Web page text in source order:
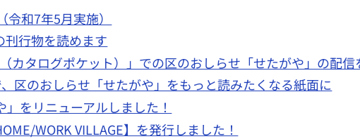
和7年5月実施）
行物を読めます
タログポケット）」での区のおしらせ「せたがや」の配信
区のおしらせ「せたがや」をもっと読みたくなる紙面に
をリニューアルしました！
WORK VILLAGE】を発行しました！